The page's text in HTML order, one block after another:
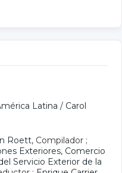
Latina / Carol
Roett, Compilador ;
Exteriores, Comercio
Servicio Exterior de la